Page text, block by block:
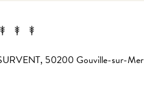
50200 Gouville-sur-Mer